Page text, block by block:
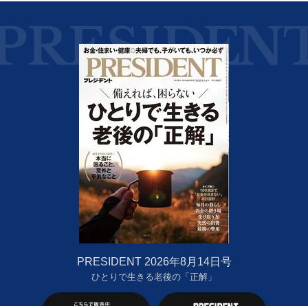
PRESIDENT 2026年8月14日号
ひとりで生きる老後の「正解」